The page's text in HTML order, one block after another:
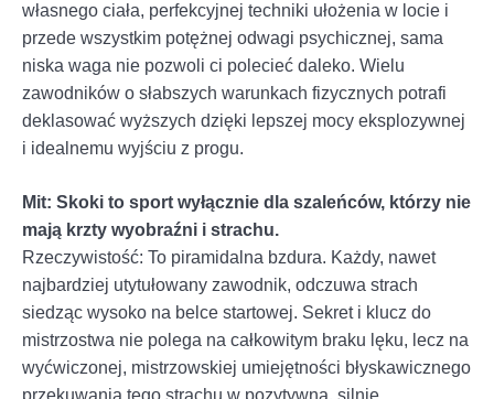
własnego ciała, perfekcyjnej techniki ułożenia w locie i
przede wszystkim potężnej odwagi psychicznej, sama
niska waga nie pozwoli ci polecieć daleko. Wielu
zawodników o słabszych warunkach fizycznych potrafi
deklasować wyższych dzięki lepszej mocy eksplozywnej
i idealnemu wyjściu z progu.
Mit: Skoki to sport wyłącznie dla szaleńców, którzy nie
mają krzty wyobraźni i strachu.
Rzeczywistość: To piramidalna bzdura. Każdy, nawet
najbardziej utytułowany zawodnik, odczuwa strach
siedząc wysoko na belce startowej. Sekret i klucz do
mistrzostwa nie polega na całkowitym braku lęku, lecz na
wyćwiczonej, mistrzowskiej umiejętności błyskawicznego
przekuwania tego strachu w pozytywną, silnie